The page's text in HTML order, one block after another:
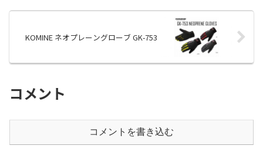
KOMINE ネオプレーングローブ GK-753
コメント
コメントを書き込む